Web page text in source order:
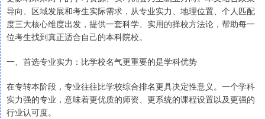
导向、区域发展和考生实际需求，从专业实力、地理位置、个人匹配
度三大核心维度出发，提供一套科学、实用的择校方法论，帮助每一
位考生找到真正适合自己的本科院校。
一、首选专业实力：比学校名气更重要的是学科优势
在专转本阶段，专业往往比学校综合排名更具决定性意义。一个学科
实力强的专业，意味着更优质的师资、更系统的课程设置以及更强的
行业认可度。